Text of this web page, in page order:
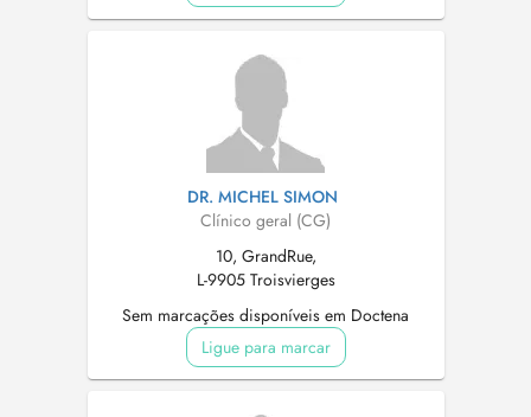
DR. MICHEL SIMON
Clínico geral (CG)
10, GrandRue,
L-9905 Troisvierges
Sem marcações disponíveis em Doctena
Ligue para marcar